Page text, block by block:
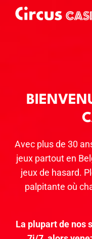
Avec plus de 30
jeux partout en
jeux de hasard.
palpitante où
La plupart de nos